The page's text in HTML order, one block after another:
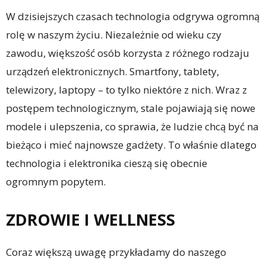
W dzisiejszych czasach technologia odgrywa ogromną
rolę w naszym życiu. Niezależnie od wieku czy
zawodu, większość osób korzysta z różnego rodzaju
urządzeń elektronicznych. Smartfony, tablety,
telewizory, laptopy – to tylko niektóre z nich. Wraz z
postępem technologicznym, stale pojawiają się nowe
modele i ulepszenia, co sprawia, że ludzie chcą być na
bieżąco i mieć najnowsze gadżety. To właśnie dlatego
technologia i elektronika cieszą się obecnie
ogromnym popytem.
ZDROWIE I WELLNESS
Coraz większą uwagę przykładamy do naszego